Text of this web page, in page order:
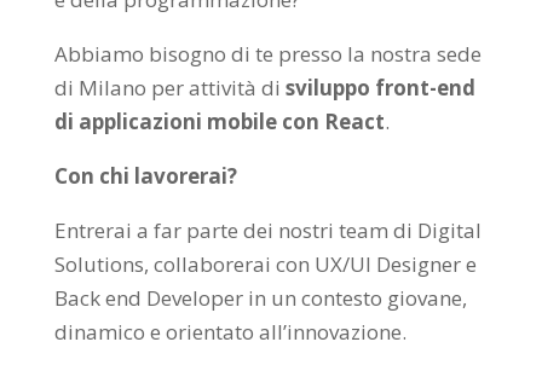
Abbiamo bisogno di te presso la nostra sede
di Milano per attività di sviluppo front-end
di applicazioni mobile con React.
Con chi lavorerai?
Entrerai a far parte dei nostri team di Digital
Solutions, collaborerai con UX/UI Designer e
Back end Developer in un contesto giovane,
dinamico e orientato all’innovazione.